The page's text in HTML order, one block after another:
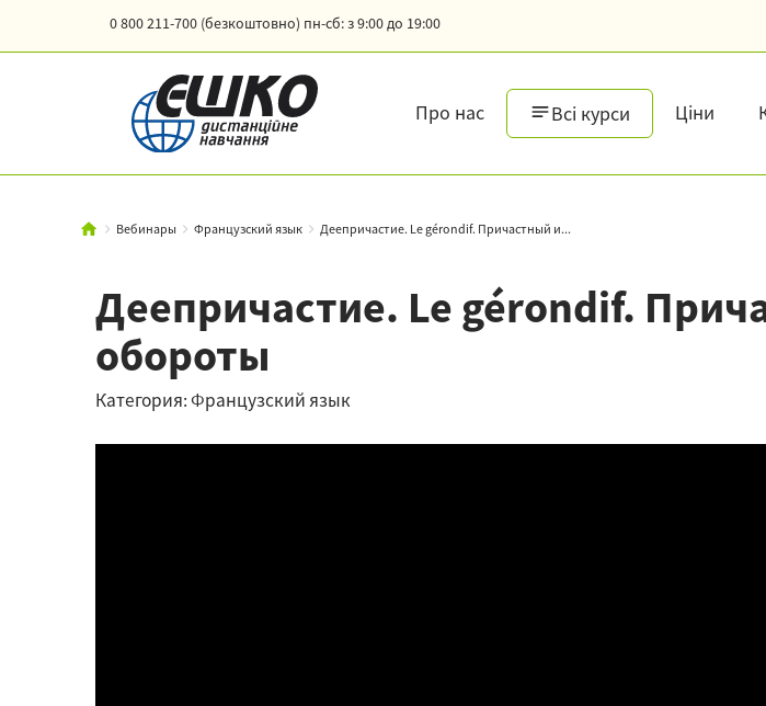
0 800 211-700 (безкоштовно) пн-сб: з 9:00 до 19:00
Про нас Всі курси Ціни
Вебинары Французский язык Деепричастие. Le gérondif. Причастный и...
Деепричастие. Le gérondif.
обороты
Категория: Французский язык